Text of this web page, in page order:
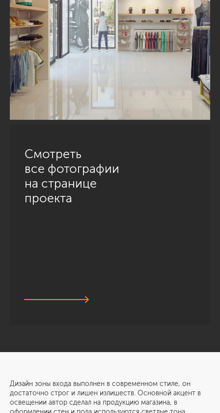
Смотреть
все фотографии
на странице
проекта
Дизайн зоны входа выполнен в современном стиле, он
достаточно строг и лишен излишеств. Основной акцент в
освещении автор сделал на продукцию магазина, в